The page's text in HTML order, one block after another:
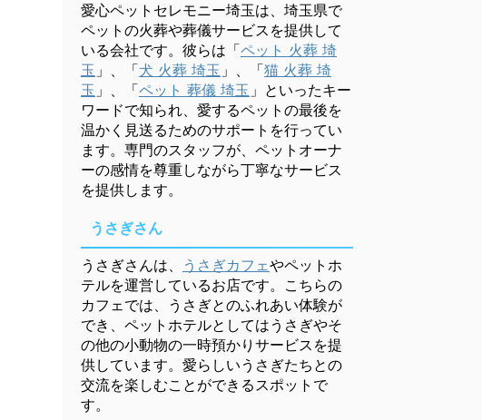
愛心ペットセレモニー埼玉は、埼玉県で
ペットの火葬や葬儀サービスを提供して
いる会社です。彼らは「ペット 火葬 埼
玉 」、「犬 火葬 埼玉 」、「猫 火葬 埼
玉 」、「ペット 葬儀 埼玉 」といったキー
ワードで知られ、愛するペットの最後を
温かく見送るためのサポートを行ってい
ます。専門のスタッフが、ペットオーナ
ーの感情を尊重しながら丁寧なサービス
を提供します。
うさぎさん
うさぎさんは、 うさぎカフェやペットホ
テルを運営しているお店です。こちらの
カフェでは、うさぎとのふれあい体験が
でき、ペットホテルとしてはうさぎやそ
の他の小動物の一時預かりサービスを提
供しています。愛らしいうさぎたちとの
交流を楽しむことができるスポットで
す。